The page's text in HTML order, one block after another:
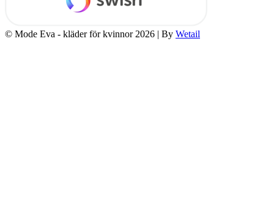
© Mode Eva - kläder för kvinnor 2026 | By Wetail